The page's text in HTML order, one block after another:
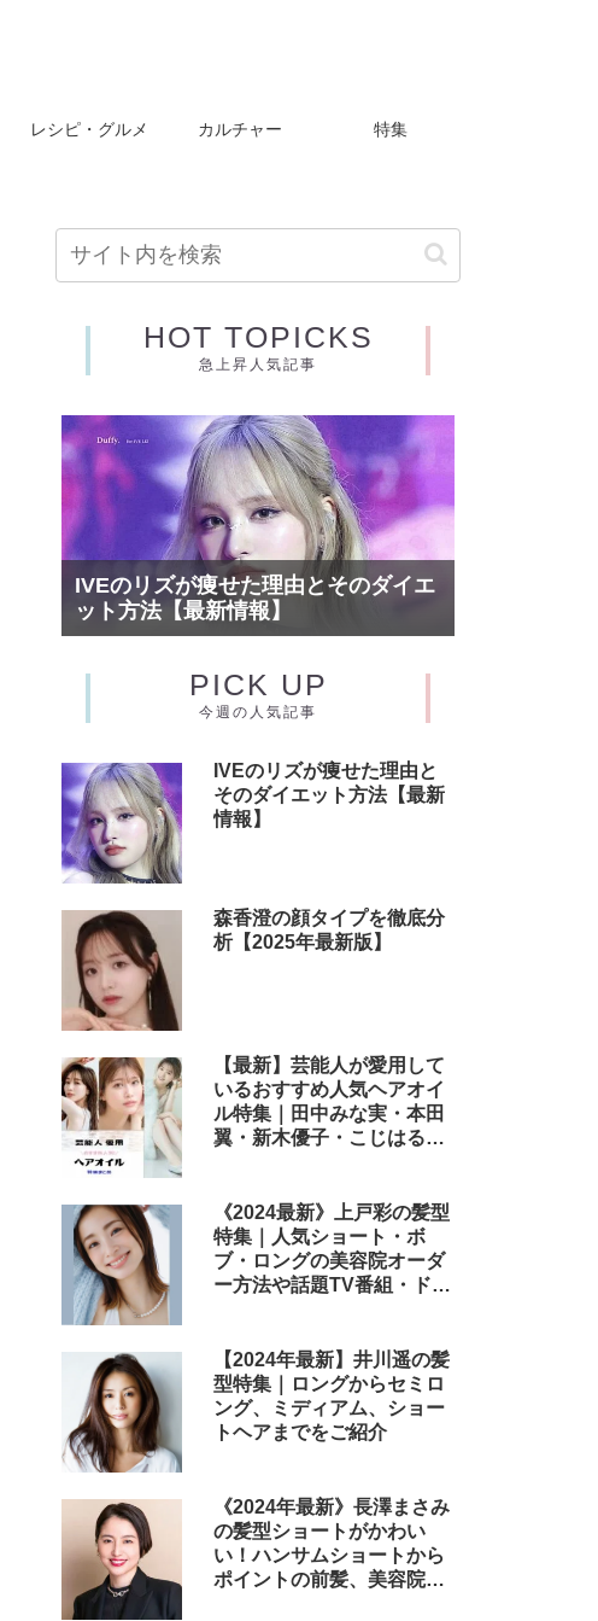
レシピ・グルメ カルチャー 特集
HOT TOPICKS
急上昇人気記事
IVEのリズが痩せた理由とそのダイエ
ット方法【最新情報】
PICK UP
今週の人気記事
IVEのリズが痩せた理由と
そのダイエット方法【最新
情報】
森香澄の顔タイプを徹底分
析【2025年最新版】
【最新】芸能人が愛用して
いるおすすめ人気ヘアオイ
ル特集｜田中みな実・本田
翼・新木優子・こじはる・
テムまとめ
《2024最新》上戸彩の髪型
特集｜人気ショート・ボ
ブ・ロングの美容院オーダ
ー方法や話題TV番組・ドラ
【2024年最新】井川遥の髪
型特集｜ロングからセミロ
ング、ミディアム、ショー
トヘアまでをご紹介
《2024年最新》長澤まさみ
の髪型ショートがかわい
い！ハンサムショートから
ポイントの前髪、美容院で